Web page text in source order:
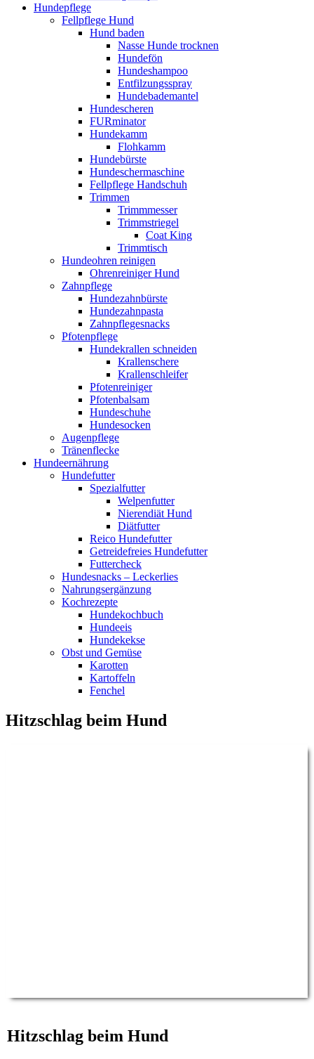
Hundepflege
Fellpflege Hund
Hund baden
Nasse Hunde trocknen
Hundefön
Hundeshampoo
Entfilzungsspray
Hundebademantel
Hundescheren
FURminator
Hundekamm
Flohkamm
Hundebürste
Hundeschermaschine
Fellpflege Handschuh
Trimmen
Trimmmesser
Trimmstriegel
Coat King
Trimmtisch
Hundeohren reinigen
Ohrenreiniger Hund
Zahnpflege
Hundezahnbürste
Hundezahnpasta
Zahnpflegesnacks
Pfotenpflege
Hundekrallen schneiden
Krallenschere
Krallenschleifer
Pfotenreiniger
Pfotenbalsam
Hundeschuhe
Hundesocken
Augenpflege
Tränenflecke
Hundeernährung
Hundefutter
Spezialfutter
Welpenfutter
Nierendiät Hund
Diätfutter
Reico Hundefutter
Getreidefreies Hundefutter
Futtercheck
Hundesnacks – Leckerlies
Nahrungsergänzung
Kochrezepte
Hundekochbuch
Hundeeis
Hundekekse
Obst und Gemüse
Karotten
Kartoffeln
Fenchel
Hitzschlag beim Hund
Hitzschlag beim Hund